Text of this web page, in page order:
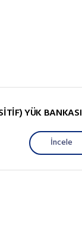
YÜK BANKASI
İncele